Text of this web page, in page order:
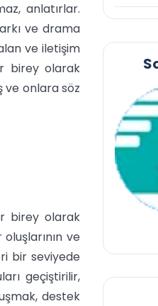
anlatırlar.
ve drama
ve iletişim
birey olarak
ve onlara söz
birey olarak
ve
bir seviyede
geçiştirilir,
destek